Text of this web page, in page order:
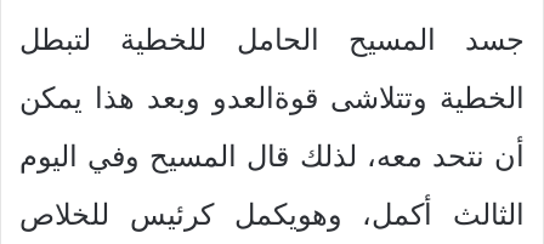
جسد المسيح الحامل للخطية لتبطل
الخطية وتتلاشى قوةالعدو وبعد هذا يمكن
أن نتحد معه، لذلك قال المسيح وفي اليوم
الثالث أكمل، وهويكمل كرئيس للخلاص